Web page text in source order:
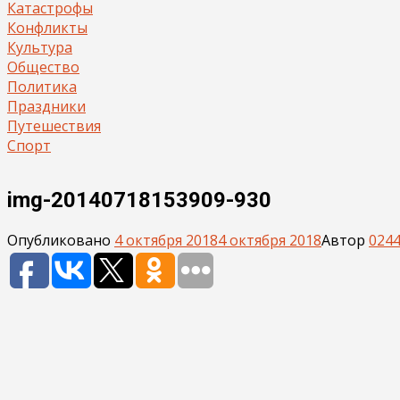
Катастрофы
Конфликты
Культура
Общество
Политика
Праздники
Путешествия
Спорт
img-20140718153909-930
Опубликовано 4 октября 20184 октября 2018Автор